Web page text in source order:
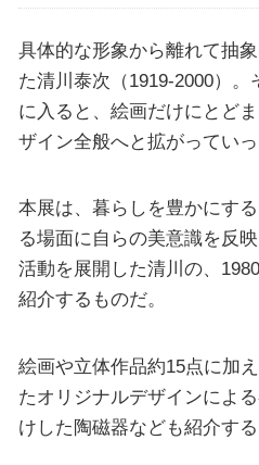
具体的な形象から離れて抽
た清川泰次（1919-2000）
に入ると、絵画だけにとど
ザイン全般へと拡がっていっ
本展は、暮らしを豊かにす
る場面に自らの美意識を反
活動を展開した清川の、
紹介するものだ。
絵画や立体作品約15点に加
たオリジナルデザインによ
けした陶磁器なども紹介する